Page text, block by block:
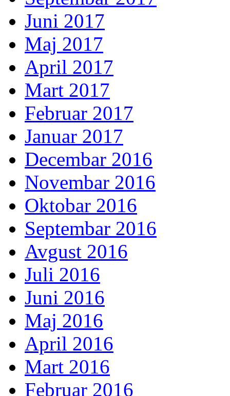
Juni 2017
Maj 2017
April 2017
Mart 2017
Februar 2017
Januar 2017
Decembar 2016
Novembar 2016
Oktobar 2016
Septembar 2016
Avgust 2016
Juli 2016
Juni 2016
Maj 2016
April 2016
Mart 2016
Februar 2016